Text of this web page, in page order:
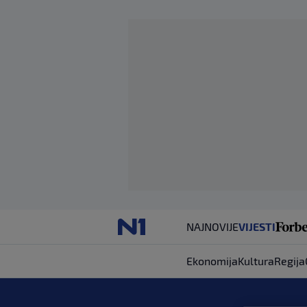
NAJNOVIJEVIJESTI
EkonomijaKulturaRegija